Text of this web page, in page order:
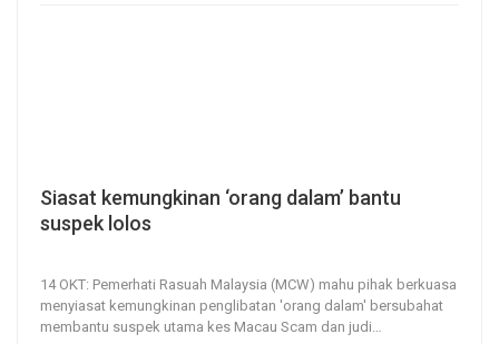
Siasat kemungkinan ‘orang dalam’ bantu
suspek lolos
14 OKT: Pemerhati Rasuah Malaysia (MCW) mahu pihak berkuasa
menyiasat kemungkinan penglibatan 'orang dalam' bersubahat
membantu suspek utama kes Macau Scam dan judi…